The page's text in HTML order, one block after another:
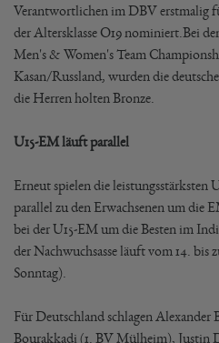
Verantwortlichen im DBV erstmalig
der Altersklasse O19 nominiert.Bei
Men's & Women's Team
Kasan/Russland, wurden die
die Herren holten Bronze.
U15-EM läuft parallel
Erneut spielen die leistungsstärksten
parallel zu den Erwachsenen um die
bei der U15-EM um die Besten im
der Nachwuchsasse läuft vom 14. bis
Sonntag).
Für Deutschland schlagen Alexander
Bourakkadi (1. BV Mülheim), Justin